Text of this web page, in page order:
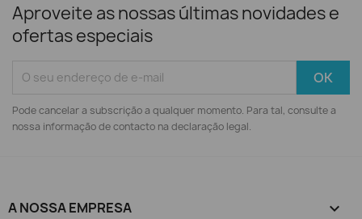
Aproveite as nossas últimas novidades e
ofertas especiais
Pode cancelar a subscrição a qualquer momento. Para tal, consulte a
nossa informação de contacto na declaração legal.
A NOSSA EMPRESA 